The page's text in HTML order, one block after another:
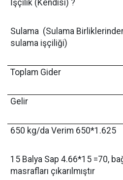
İşçilik (Kendisi) ?
Sulama (Sulama
sulama işçiliği)
Toplam Gider
Gelir
650 kg/da Verim 650*1.625
15 Balya Sap 4.66*15 =70,
masrafları çıkarılmıştır